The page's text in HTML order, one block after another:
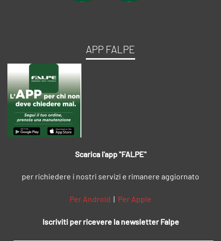
APP FALPE
Scarica l'app "FALPE"
per richiedere i nostri servizi e rimanere aggiornato
Per Android | Per Apple
Iscriviti per ricevere la newsletter Falpe